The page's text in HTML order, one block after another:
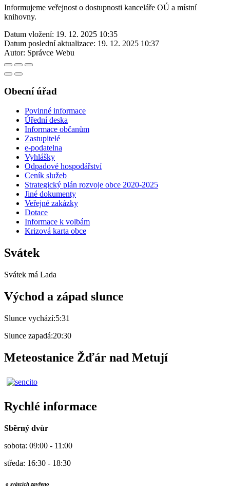
Informujeme veřejnost o dostupnosti kanceláře OÚ a místní
knihovny.
Datum vložení: 19. 12. 2025 10:35
Datum poslední aktualizace: 19. 12. 2025 10:37
Autor: Správce Webu
Obecní úřad
Povinné informace
Úřední deska
Informace občanům
Zastupitelé
e-podatelna
Vyhlášky
Odpadové hospodářství
Ceník služeb
Strategický plán rozvoje obce 2020-2025
Jiné dokumenty
Veřejné zakázky
Dotace
Informace k volbám
Krizová karta obce
Svátek
Svátek má Lada
Východ a západ slunce
Slunce vychází:5:31
Slunce zapadá:20:30
Meteostanice Žďár nad Metují
Rychlé informace
Sběrný dvůr
sobota: 09:00 - 11:00
středa: 16:30 - 18:30
o svátcích zavřeno